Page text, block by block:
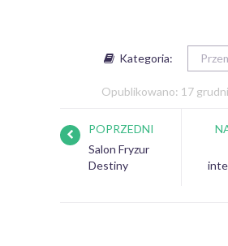
Kategoria:
Opublikowano: 17
POPRZEDNI
Salon Fryzur
Destiny